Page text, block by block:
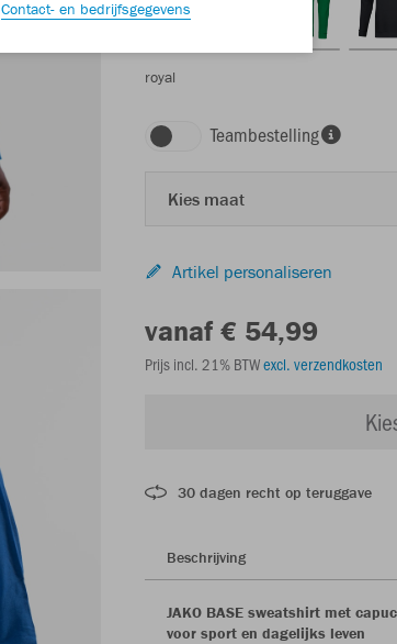
royal
Teambestelling
Kies maat
Artikel personaliseren
vanaf € 54,99
Prijs incl. 21% BTWexcl. verzendkosten
30 dagen recht op teruggave
Beschrijving
JAKO BASE sweatshirt met
voor sport en dagelijks leven
Contact- en bedrijfsgegevens